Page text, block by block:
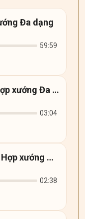
Đa dạng
59:59
Hello Việt Nam - Hợp xướng Đa dạng - Diversity Choir
03:04
We Will Rock You - Hợp xướng Đa dạng - Diversity Choir
02:38